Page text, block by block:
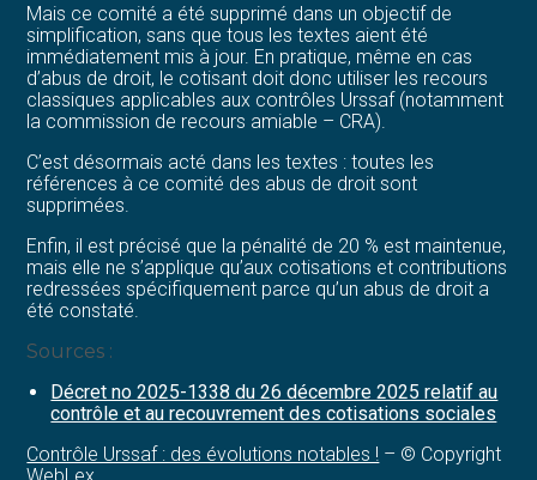
Mais ce comité a été supprimé dans un objectif de
simplification, sans que tous les textes aient été
immédiatement mis à jour. En pratique, même en cas
d’abus de droit, le cotisant doit donc utiliser les recours
classiques applicables aux contrôles Urssaf (notamment
la commission de recours amiable – CRA).
C’est désormais acté dans les textes : toutes les
références à ce comité des abus de droit sont
supprimées.
Enfin, il est précisé que la pénalité de 20 % est maintenue,
mais elle ne s’applique qu’aux cotisations et contributions
redressées spécifiquement parce qu’un abus de droit a
été constaté.
Sources :
Décret no 2025-1338 du 26 décembre 2025 relatif au
contrôle et au recouvrement des cotisations sociales
Contrôle Urssaf : des évolutions notables ! – © Copyright
WebLex